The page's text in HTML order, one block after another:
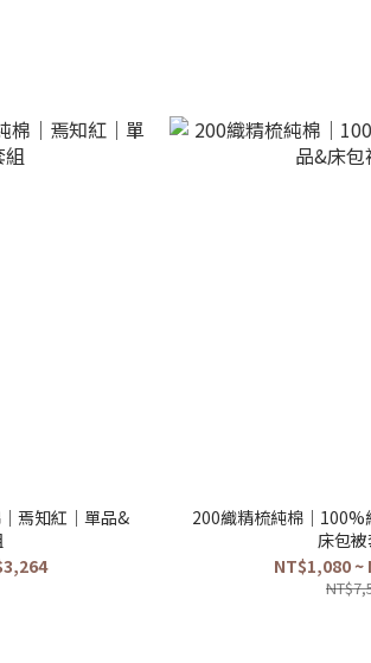
焉知紅｜單品&
200織精梳純棉｜
床包
NT$1,080 ~